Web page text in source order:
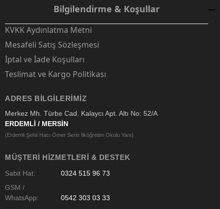
Bilgilendirme & Koşullar
KVKK Aydınlatma Metni
Mesafeli Satış Sözleşmesi
İptal ve İade Koşulları
Teslimat ve Kargo Politikası
ADRES BILGILERIMIZ
Merkez Mh. Türbe Cad. Kalaycı Apt. Altı No: 52/A
ERDEMLİ / MERSİN
(Erdemli Şehit Hacı Ömer Serin İlköğretim Okulu Yanı)
MÜŞTERI HIZMETLERI & DESTEK
Sabit Hat:
0324 515 96 73
GSM /
WhatsApp:
0542 303 03 33